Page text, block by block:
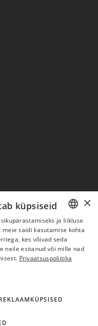
ESTONIAN
ENGLISH
×
küpsiseid
ja liikluse
saidi kasutamise kohta
kes võivad seda
neile esitanud või mille nad
Privaatsuspoliitika